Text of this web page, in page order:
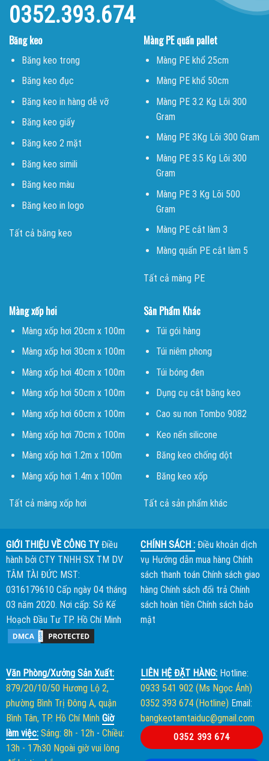
0352.393.674
Băng keo
Băng keo trong
Băng keo đục
Băng keo in hàng dễ vỡ
Băng keo giấy
Băng keo 2 mặt
Băng keo simili
Băng keo màu
Băng keo in logo
Tất cả băng keo
Màng PE quấn pallet
Màng PE khổ 25cm
Màng PE khổ 50cm
Màng PE 3.2 Kg Lõi 300
Gram
Màng PE 3Kg Lõi 300 Gram
Màng PE 3.5 Kg Lõi 300
Gram
Màng PE 3 Kg Lõi 500
Gram
Màng PE cắt làm 3
Màng quấn PE cắt làm 5
Tất cả màng PE
Màng xốp hơi
Màng xốp hơi 20cm x 100m
Màng xốp hơi 30cm x 100m
Màng xốp hơi 40cm x 100m
Màng xốp hơi 50cm x 100m
Màng xốp hơi 60cm x 100m
Màng xốp hơi 70cm x 100m
Màng xốp hơi 1.2m x 100m
Màng xốp hơi 1.4m x 100m
Tất cả màng xốp hơi
Sản Phẩm Khác
Túi gói hàng
Túi niêm phong
Túi bóng đen
Dụng cụ cắt băng keo
Cao su non Tombo 9082
Keo nến silicone
Băng keo chống dột
Băng keo xốp
Tất cả sản phẩm khác
GIỚI THIỆU VỀ CÔNG TYĐiều
hành bởi CTY TNHH SX TM DV
TÂM TÀI ĐỨC MST:
0316179610 Cấp ngày 04 tháng
03 năm 2020. Nơi cấp: Sở Kế
Hoạch Đầu Tư TP. Hồ Chí Minh
CHÍNH SÁCH : Điều khoản dịch
vụ Hướng dẫn mua hàng Chính
sách thanh toán Chính sách giao
hàng Chính sách đổi trả Chính
sách hoàn tiền Chính sách bảo
mật
Văn Phòng/Xưởng Sản Xuất:
879/20/10/50 Hương Lộ 2,
phường Bình Trị Đông A, quận
Bình Tân, TP. Hồ Chí Minh Giờ
làm việc: Sáng: 8h - 12h- Chiều:
13h - 17h30 Ngoài giờ vui lòng
LIÊN HỆ ĐẶT HÀNG:Hotline:
0933 541 902 (Ms Ngọc Ánh)
0352 393 674 (Hotline) Email:
bangkeotamtaiduc@gmail.com
0352 393 674